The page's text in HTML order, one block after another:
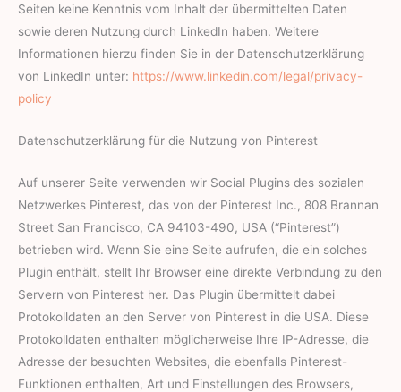
Seiten keine Kenntnis vom Inhalt der übermittelten Daten
sowie deren Nutzung durch LinkedIn haben. Weitere
Informationen hierzu finden Sie in der Datenschutzerklärung
von LinkedIn unter: https://www.linkedin.com/legal/privacy-
policy
Datenschutzerklärung für die Nutzung von Pinterest
Auf unserer Seite verwenden wir Social Plugins des sozialen
Netzwerkes Pinterest, das von der Pinterest Inc., 808 Brannan
Street San Francisco, CA 94103-490, USA (“Pinterest”)
betrieben wird. Wenn Sie eine Seite aufrufen, die ein solches
Plugin enthält, stellt Ihr Browser eine direkte Verbindung zu den
Servern von Pinterest her. Das Plugin übermittelt dabei
Protokolldaten an den Server von Pinterest in die USA. Diese
Protokolldaten enthalten möglicherweise Ihre IP-Adresse, die
Adresse der besuchten Websites, die ebenfalls Pinterest-
Funktionen enthalten, Art und Einstellungen des Browsers,